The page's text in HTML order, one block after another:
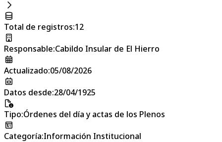
Total de registros:12
Responsable:Cabildo Insular de El Hierro
Actualizado:05/08/2026
Datos desde:28/04/1925
Tipo:Órdenes del día y actas de los Plenos
Categoría:Información Institucional